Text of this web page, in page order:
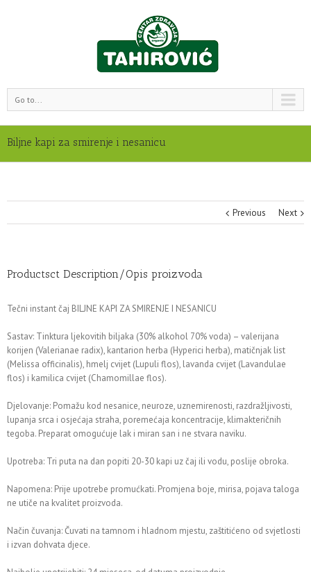
Go to...
Biljne kapi za smirenje i nesanicu
Previous Next
Productsct Description/Opis proizvoda
Tečni instant čaj BILJNE KAPI ZA SMIRENJE I NESANICU
Sastav: Tinktura ljekovitih biljaka (30% alkohol 70% voda) – valerijana
korijen (Valerianae radix), kantarion herba (Hyperici herba), matičnjak list
(Melissa officinalis), hmelj cvijet (Lupuli flos), lavanda cvijet (Lavandulae
flos) i kamilica cvijet (Chamomillae flos).
Djelovanje: Pomažu kod nesanice, neuroze, uznemirenosti, razdražljivosti,
lupanja srca i osjećaja straha, poremećaja koncentracije, klimakteričnih
tegoba. Preparat omogućuje lak i miran san i ne stvara naviku.
Upotreba: Tri puta na dan popiti 20-30 kapi uz čaj ili vodu, poslije obroka.
Napomena: Prije upotrebe promućkati. Promjena boje, mirisa, pojava taloga
ne utiče na kvalitet proizvoda.
Način čuvanja: Čuvati na tamnom i hladnom mjestu, zaštitićeno od svjetlosti
i izvan dohvata djece.